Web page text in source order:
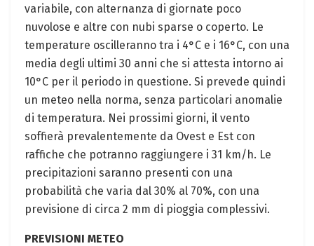
variabile, con alternanza di giornate poco
nuvolose e altre con nubi sparse o coperto. Le
temperature oscilleranno tra i 4°C e i 16°C, con una
media degli ultimi 30 anni che si attesta intorno ai
10°C per il periodo in questione. Si prevede quindi
un meteo nella norma, senza particolari anomalie
di temperatura. Nei prossimi giorni, il vento
soffierà prevalentemente da Ovest e Est con
raffiche che potranno raggiungere i 31 km/h. Le
precipitazioni saranno presenti con una
probabilità che varia dal 30% al 70%, con una
previsione di circa 2 mm di pioggia complessivi.
PREVISIONI METEO